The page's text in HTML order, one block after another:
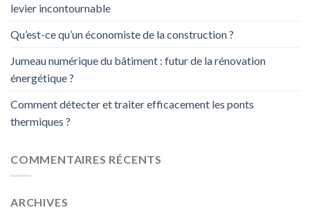
levier incontournable
Qu’est-ce qu’un économiste de la construction ?
Jumeau numérique du bâtiment : futur de la rénovation
énergétique ?
Comment détecter et traiter efficacement les ponts
thermiques ?
COMMENTAIRES RÉCENTS
ARCHIVES